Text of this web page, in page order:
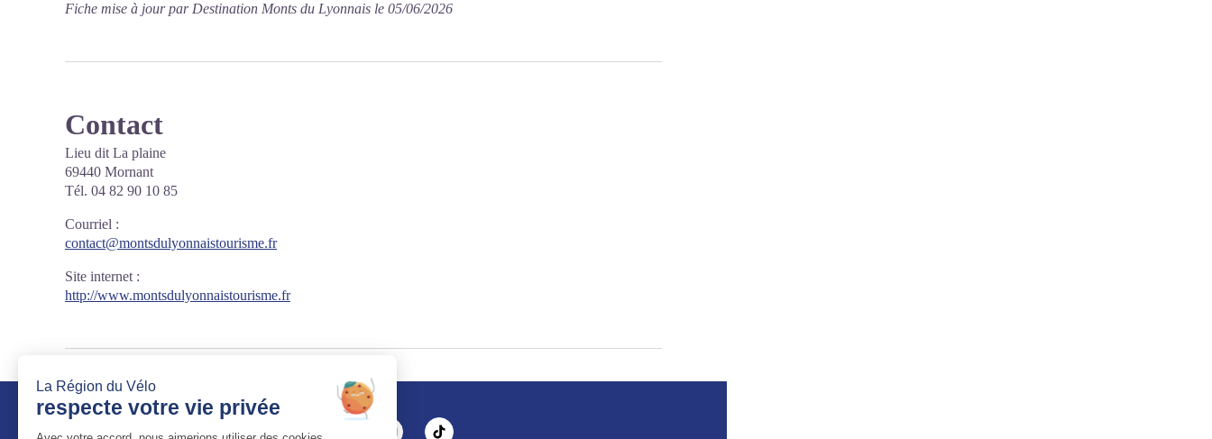
Fiche mise à jour par Destination Monts du Lyonnais le 05/06/2026
Contact
Lieu dit La plaine
69440 Mornant
Tél. 04 82 90 10 85
Courriel :
contact@montsdulyonnaistourisme.fr
Site internet :
http://www.montsdulyonnaistourisme.fr